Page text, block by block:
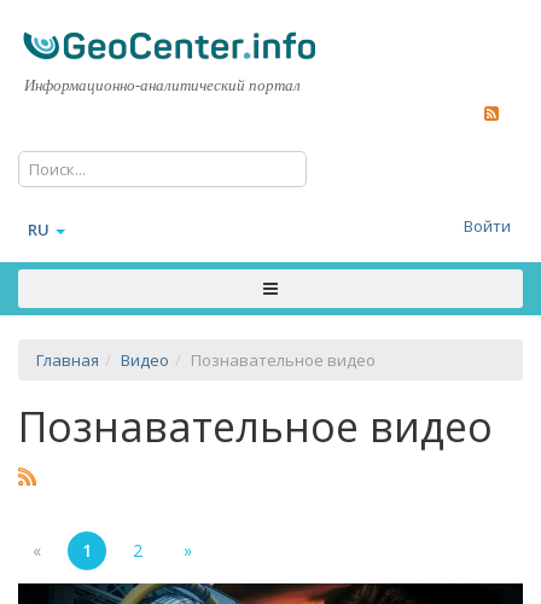
Информационно-аналитический портал
RU Войти
Главная Видео Познавательное видео
Познавательное видео
« 1 2 »